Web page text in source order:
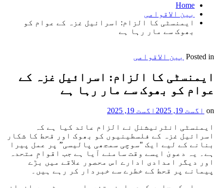
Home
بین الاقوامی
ایمنسٹی کا الزام: اسرائیل غزہ کے عوام کو
بھوک سے مار رہا ہے
Posted in بین الاقوامی
ایمنسٹی کا الزام: اسرائیل غزہ کے
عوام کو بھوک سے مار رہا ہے
on اگست 19, 2025
اگست 19, 2025
ایمنسٹی انٹرنیشنل نے الزام عائد کیا ہے کہ
اسرائیل غزہ کے فلسطینیوں کو بھوک اور قحط کا شکار
بنانے کے لیے ایک "سوچی سمجھی پالیسی” پر عمل پیرا
ہے۔ یہ دعویٰ ایسے وقت سامنے آیا ہے جب اقوامِ متحدہ
اور دیگر امدادی ادارے اس محصور علاقے میں بڑے
پیمانے پر قحط کے خطرے سے خبردار کر رہے ہیں۔